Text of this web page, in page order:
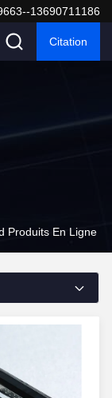
13690711186
Citation
Produits En Ligne